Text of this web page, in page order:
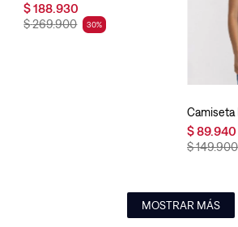
$188.930
$269.900 30%
Camiseta
$89.940
$149.900
MOSTRAR MÁS